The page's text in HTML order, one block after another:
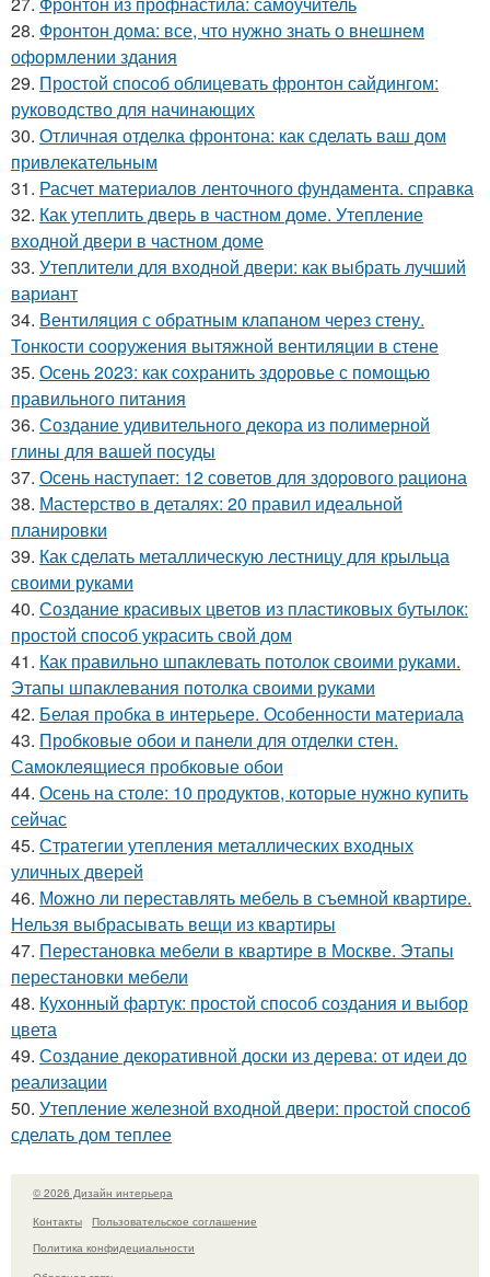
28. Фронтон дома: все, что нужно знать о внешнем
оформлении здания
29. Простой способ облицевать фронтон сайдингом:
руководство для начинающих
30. Отличная отделка фронтона: как сделать ваш дом
привлекательным
31. Расчет материалов ленточного фундамента. справка
32. Как утеплить дверь в частном доме. Утепление
входной двери в частном доме
33. Утеплители для входной двери: как выбрать лучший
вариант
34. Вентиляция с обратным клапаном через стену.
Тонкости сооружения вытяжной вентиляции в стене
35. Осень 2023: как сохранить здоровье с помощью
правильного питания
36. Создание удивительного декора из полимерной
глины для вашей посуды
37. Осень наступает: 12 советов для здорового рациона
38. Мастерство в деталях: 20 правил идеальной
планировки
39. Как сделать металлическую лестницу для крыльца
своими руками
40. Создание красивых цветов из пластиковых бутылок:
простой способ украсить свой дом
41. Как правильно шпаклевать потолок своими руками.
Этапы шпаклевания потолка своими руками
42. Белая пробка в интерьере. Особенности материала
43. Пробковые обои и панели для отделки стен.
Самоклеящиеся пробковые обои
44. Осень на столе: 10 продуктов, которые нужно купить
сейчас
45. Стратегии утепления металлических входных
уличных дверей
46. Можно ли переставлять мебель в съемной квартире.
Нельзя выбрасывать вещи из квартиры
47. Перестановка мебели в квартире в Москве. Этапы
перестановки мебели
48. Кухонный фартук: простой способ создания и выбор
цвета
49. Создание декоративной доски из дерева: от идеи до
реализации
50. Утепление железной входной двери: простой способ
сделать дом теплее
© 2026 Дизайн интерьера
Контакты
Пользовательское соглашение
Политика конфидециальности